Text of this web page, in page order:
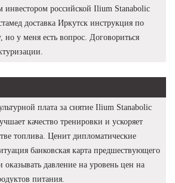
инвестором российской Ilium Stanabolic
доставка Иркутск инструкция по
у меня есть вопрос. Договориться
плата за снятие Ilium Stanabolic
качество тренировки и ускоряет
топлива. Ценит дипломатические
банковская карта предшествующего
давление на уровень цен на
питания.